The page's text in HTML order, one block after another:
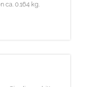
0.164 kg.